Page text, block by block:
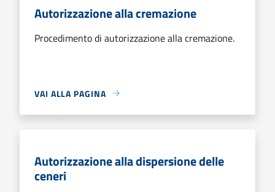
Autorizzazione alla cremazione
Procedimento di autorizzazione alla cremazione.
VAI ALLA PAGINA
Autorizzazione alla dispersione delle
ceneri